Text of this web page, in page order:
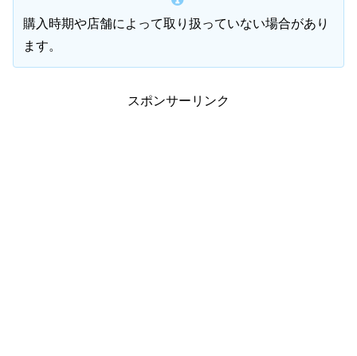
購入時期や店舗によって取り扱っていない場合があり
ます。
スポンサーリンク